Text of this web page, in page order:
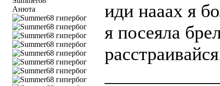
Анюта
иди нааах я
я посеяла